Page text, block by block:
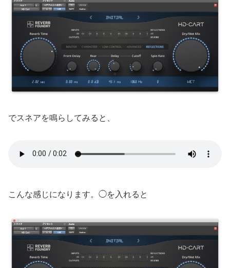
でスネアを鳴らしてみると、
こんな感じになります。◯を入れると